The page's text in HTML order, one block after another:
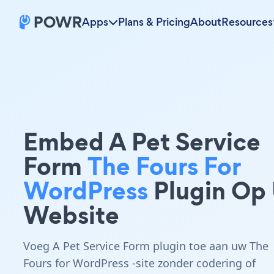
Apps Plans & PricingAboutResources
Embed A Pet Service
FormThe Fours For
WordPress Plugin Op
Website
Voeg A Pet Service Form plugin toe aan uw The
Fours for WordPress -site zonder codering of